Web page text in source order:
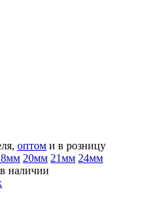
оптом и в розницу
20мм 21мм 24мм
наличии